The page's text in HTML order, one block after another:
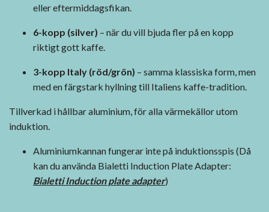
eller eftermiddagsfikan.
6-kopp (silver) – när du vill bjuda fler på en kopp
riktigt gott kaffe.
3-kopp Italy (röd/grön) – samma klassiska form, men
med en färgstark hyllning till Italiens kaffe-tradition.
Tillverkad i hållbar aluminium, för alla värmekällor utom
induktion.
Aluminiumkannan fungerar inte på induktionsspis (Då
kan du använda Bialetti Induction Plate Adapter:
Bialetti Induction plate adapter)